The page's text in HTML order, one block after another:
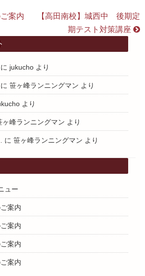
案内
【高田南校】城西中 後期定
期テスト対策講座
jukuchoより
笹ヶ峰ランニングマン より
より
ヶ峰ランニングマン より
に 笹ヶ峰ランニングマン より
ュー
案内
案内
案内
案内